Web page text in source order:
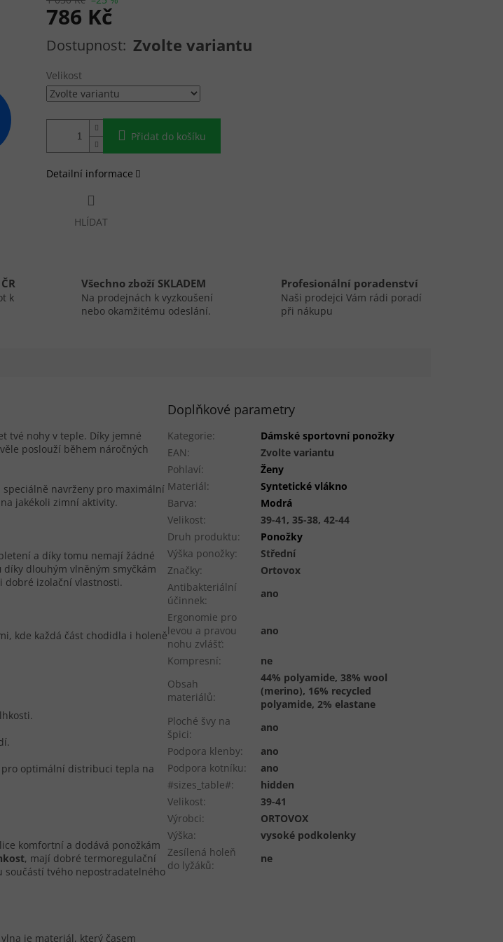
786 Kč
Měrná cena: Zvolte variantu
Velikost
Přidat do košíku
Detailní informace
HLÍDAT
k
Všechno zboží SKLADEM
Na prodejnách k vyzkoušení
nebo okamžitému odeslání.
Profesionální poradenství
Naši prodejci Vám rádi poradí
při nákupu
tvé nohy v teple. Díky jemné
poslouží během náročných
speciálně navrženy pro maximální
na jakékoli zimní aktivity.
a díky tomu nemají žádné
díky dlouhým vlněným smyčkám
dobré izolační vlastnosti.
kde každá část chodidla i holeně
pro optimální distribuci tepla na
komfortní a dodává ponožkám
, mají dobré termoregulační
součástí tvého nepostradatelného
je materiál, který časem
Doplňkové parametry
Kategorie:
Dámské sportovní ponožky
EAN:
Zvolte variantu
Pohlaví:
Ženy
Materiál:
Syntetické vlákno
Barva:
Modrá
Velikost:
39-41, 35-38, 42-44
Druh produktu:
Ponožky
Výška ponožky:
Střední
Značky:
Ortovox
Antibakteriální
účinnek:
ano
Ergonomie pro
levou a pravou
nohu zvlášť:
ano
Kompresní:
ne
Obsah
materiálů:
44% polyamide, 38% wool
(merino), 16% recycled
polyamide, 2% elastane
Ploché švy na
špici:
ano
Podpora klenby:
ano
Podpora kotníku:
ano
#sizes_table#:
hidden
Velikost:
39-41
Výrobci:
ORTOVOX
Výška:
vysoké podkolenky
Zesílená holeň
do lyžáků:
ne